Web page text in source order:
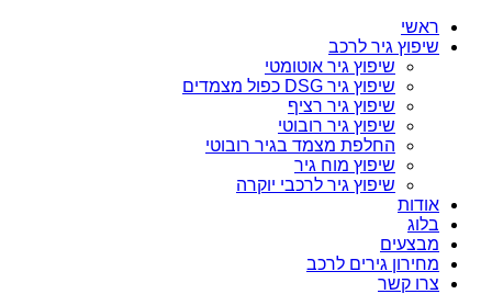
ראשי
שיפוץ גיר לרכב
שיפוץ גיר אוטומטי
שיפוץ גיר DSG כפול מצמדים
שיפוץ גיר רציף
שיפוץ גיר רובוטי
החלפת מצמד בגיר רובוטי
שיפוץ מוח גיר
שיפוץ גיר לרכבי יוקרה
אודות
בלוג
מבצעים
מחירון גירים לרכב
צרו קשר